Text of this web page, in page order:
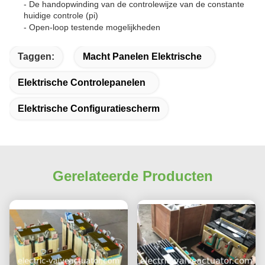
- De handopwinding van de controlewijze van de constante
huidige controle (pi)
- Open-loop testende mogelijkheden
Taggen: Macht Panelen Elektrische
Elektrische Controlepanelen
Elektrische Configuratiescherm
Gerelateerde Producten